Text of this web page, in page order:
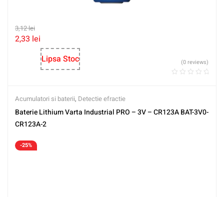
3,12lei
2,33 lei
Lipsa Stoc
(0 reviews)
Acumulatori si baterii, Detectie efractie
Baterie Lithium Varta Industrial PRO – 3V – CR123A BAT-3V0-
CR123A-2
-25%